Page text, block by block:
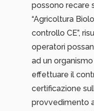
possono recare
“Agricoltura
controllo CE”,
operatori
ad un
effettuare il
certificazione
provvedimento